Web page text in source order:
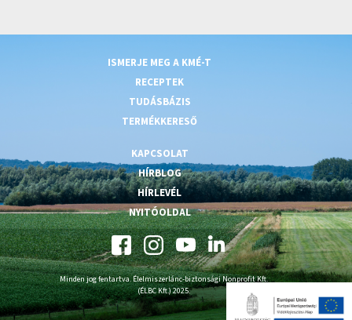
ISMERJE MEG A KMÉ-T
RECEPTEK
TUDÁSBÁZIS
TERMÉKKERESŐ
KAPCSOLAT
HÍRBLOG
HÍRLEVÉL
NYITÓOLDAL
Minden jog fentartva. Élelmiszerlánc-biztonsági Nonprofit Kft.
(ÉLBC Kft.) 2025.